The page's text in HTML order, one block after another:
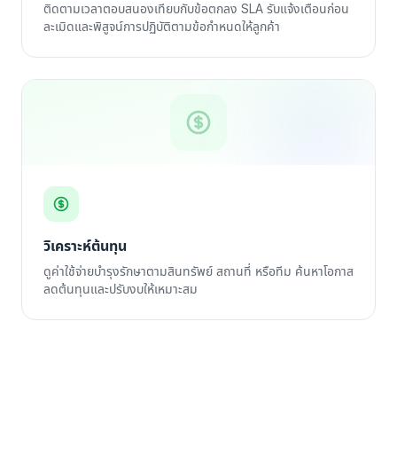
ติดตามเวลาตอบสนองเทียบกับข้อตกลง SLA รับแจ้งเตือนก่อน
ละเมิดและพิสูจน์การปฏิบัติตามข้อกำหนดให้ลูกค้า
วิเคราะห์ต้นทุน
ดูค่าใช้จ่ายบำรุงรักษาตามสินทรัพย์ สถานที่ หรือทีม ค้นหาโอกาส
ลดต้นทุนและปรับงบให้เหมาะสม